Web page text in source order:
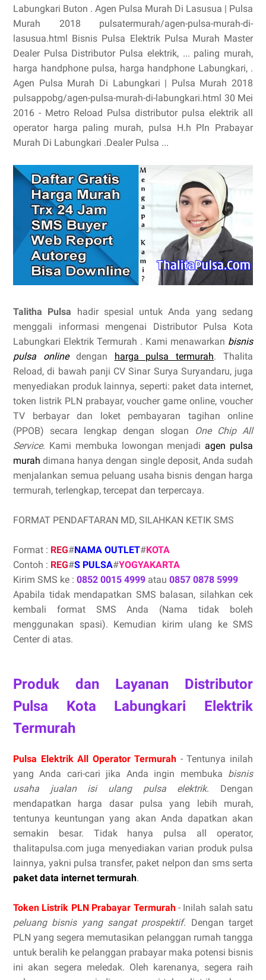
Labungkari Buton . Agen Pulsa Murah Di Lasusua | Pulsa
Murah 2018 pulsatermurah/agen-pulsa-murah-di-
lasusua.html Bisnis Pulsa Elektrik Pulsa Murah Master
Dealer Pulsa Distributor Pulsa elektrik, ... paling murah,
harga handphone pulsa, harga handphone Labungkari, .
Agen Pulsa Murah Di Labungkari | Pulsa Murah 2018
pulsappobg/agen-pulsa-murah-di-labungkari.html 30 Mei
2016 - Metro Reload Pulsa distributor pulsa elektrik all
operator harga paling murah, pulsa H.h Pln Prabayar
Murah Di Labungkari .Dealer Pulsa ...
Talitha Pulsa hadir spesial untuk Anda yang sedang
menggali informasi mengenai Distributor Pulsa Kota
Labungkari Elektrik Termurah . Kami menawarkan bisnis
pulsa onlinedengan harga pulsa termurah. Thalita
Reload, di bawah panji CV Sinar Surya Suryandaru, juga
menyediakan produk lainnya, seperti: paket data internet,
token listrik PLN prabayar, voucher game online, voucher
TV berbayar dan loket pembayaran tagihan online
(PPOB) secara lengkap dengan slogan
One Chip All
Service. Kami membuka lowongan menjadi agen pulsa
murah dimana hanya dengan single deposit, Anda sudah
menjalankan semua peluang usaha bisnis dengan harga
termurah, terlengkap, tercepat dan terpercaya.
FORMAT PENDAFTARAN MD, SILAHKAN KETIK SMS
Format : REG#NAMA OUTLET#KOTA
Contoh : REG#S PULSA#YOGYAKARTA
Kirim SMS ke : 0852 0015 4999 atau 0857 0878 5999
Apabila tidak mendapatkan SMS balasan, silahkan cek
kembali format SMS Anda (Nama tidak boleh
menggunakan spasi). Kemudian kirim ulang ke SMS
Center di atas.
Produk dan Layanan Distributor
Pulsa Kota Labungkari Elektrik
Termurah
Pulsa Elektrik All Operator Termurah - Tentunya inilah
yang Anda cari-cari jika Anda ingin membuka bisnis
usaha jualan isi ulang pulsa elektrik. Dengan
mendapatkan harga dasar pulsa yang lebih murah,
tentunya keuntungan yang akan Anda dapatkan akan
semakin besar. Tidak hanya pulsa all operator,
thalitapulsa.com juga menyediakan varian produk pulsa
lainnya, yakni pulsa transfer, paket nelpon dan sms serta
paket data internet termurah.
Token Listrik PLN Prabayar Termurah- Inilah salah satu
peluang bisnis yang sangat prospektif. Dengan target
PLN yang segera memutasikan pelanggan rumah tangga
untuk beralih ke pelanggan prabayar maka potensi bisnis
ini akan segera meledak. Oleh karenanya, segera raih